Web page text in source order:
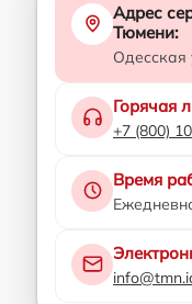
Адрес
Тюмени:
Одесская
Горячая
+7 (800)
Время